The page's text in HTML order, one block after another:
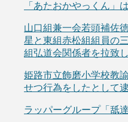
「あたおかやっくん」
山口組兼一会若頭補佐
星と東組赤松組組員の
組弘道会関係者を拉致
姫路市立飾磨小学校教
せつ行為をしたとして逮
ラッパーグループ「舐